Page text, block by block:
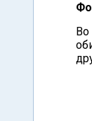
Во